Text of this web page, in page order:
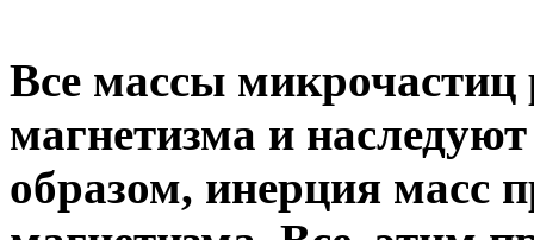
Все массы микрочастиц
магнетизма и
образом, инерция масс